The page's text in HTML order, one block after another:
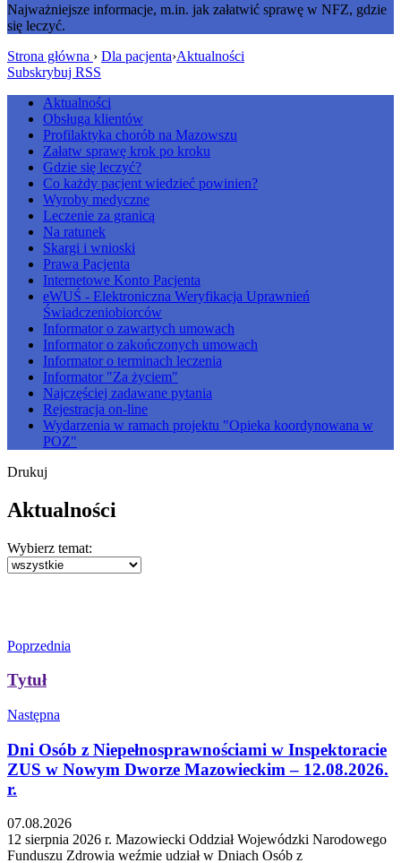
Najważniejsze informacje, m.in. jak załatwić sprawę w NFZ, gdzie
się leczyć.
Strona główna › Dla pacjenta›Aktualności
Subskrybuj RSS
Aktualności
Obsługa klientów
Profilaktyka chorób na Mazowszu
Załatw sprawę krok po kroku
Gdzie się leczyć?
Co każdy pacjent wiedzieć powinien?
Wyroby medyczne
Leczenie za granicą
Na ratunek
Skargi i wnioski
Prawa Pacjenta
Internetowe Konto Pacjenta
eWUŚ - Elektroniczna Weryfikacja Uprawnień
Świadczeniobiorców
Informator o zawartych umowach
Informator o zakończonych umowach
Informator o terminach leczenia
Informator "Za życiem"
Najczęściej zadawane pytania
Rejestracja on-line
Wydarzenia w ramach projektu "Opieka koordynowana w
POZ"
Drukuj
Aktualności
Wybierz temat:
Poprzednia
Tytuł
Następna
Dni Osób z Niepełnosprawnościami w Inspektoracie
ZUS w Nowym Dworze Mazowieckim – 12.08.2026.
r.
07.08.2026
12 sierpnia 2026 r. Mazowiecki Oddział Wojewódzki Narodowego
Funduszu Zdrowia weźmie udział w Dniach Osób z